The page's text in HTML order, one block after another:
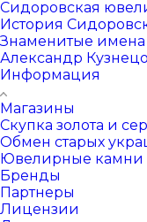
Сидоровская
История
Знаменитые имена
Александр
Информация
Магазины
Скупка золота и
Обмен старых
Ювелирные камни
Бренды
Партнеры
Лицензии